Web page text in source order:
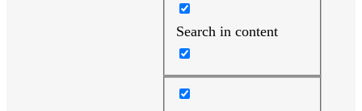
Search in content